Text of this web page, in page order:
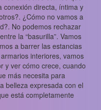
conexión directa, íntima y
¿Cómo no vamos a
No podemos rechazar
la “basurilla”. Vamos
a barrer las estancias
interiores, vamos
y ver cómo crece, cuando
más necesita para
belleza expresada con el
está completamente